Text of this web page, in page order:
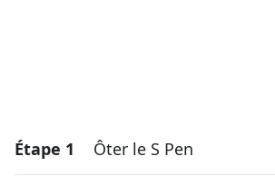
Étape 1 Ôter le S Pen